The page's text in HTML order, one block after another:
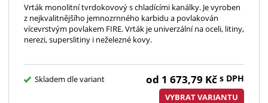
RATIO
Vrták monolitní tvrdokovový s chladícími kanálky. Je vyroben
z nejkvalitnějšího jemnozrnného karbidu a povlakován
vícevrstvým povlakem FIRE. Vrták je univerzální na oceli, litiny,
nerezi, superslitiny i neželezné kovy.
Skladem dle variant od 1 673,79 Kč s DPH
VYBRAT VARIANTU